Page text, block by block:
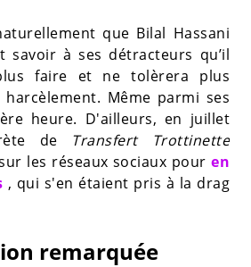
que Bilal Hassani
savoir à ses détracteurs qu’il
faire et ne tolèrera plus
Même parmi ses
heure. D'ailleurs, en juillet
de Transfert Trottinette
les réseaux sociaux pour en
, qui s'en étaient pris à la drag
remarquée